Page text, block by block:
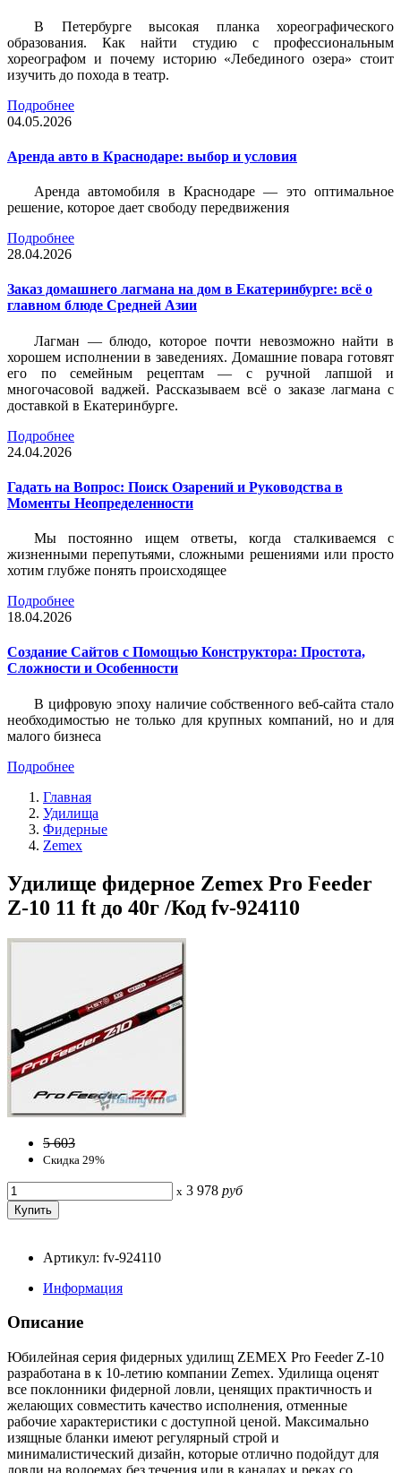
В Петербурге высокая планка хореографического
образования. Как найти студию с профессиональным
хореографом и почему историю «Лебединого озера» стоит
изучить до похода в театр.
Подробнее
04.05.2026
Аренда авто в Краснодаре: выбор и условия
Аренда автомобиля в Краснодаре — это оптимальное
решение, которое дает свободу передвижения
Подробнее
28.04.2026
Заказ домашнего лагмана на дом в Екатеринбурге: всё о
главном блюде Средней Азии
Лагман — блюдо, которое почти невозможно найти в
хорошем исполнении в заведениях. Домашние повара готовят
его по семейным рецептам — с ручной лапшой и
многочасовой ваджей. Рассказываем всё о заказе лагмана с
доставкой в Екатеринбурге.
Подробнее
24.04.2026
Гадать на Вопрос: Поиск Озарений и Руководства в
Моменты Неопределенности
Мы постоянно ищем ответы, когда сталкиваемся с
жизненными перепутьями, сложными решениями или просто
хотим глубже понять происходящее
Подробнее
18.04.2026
Создание Сайтов с Помощью Конструктора: Простота,
Сложности и Особенности
В цифровую эпоху наличие собственного веб-сайта стало
необходимостью не только для крупных компаний, но и для
малого бизнеса
Подробнее
Главная
Удилища
Фидерные
Zemex
Удилище фидерное Zemex Pro Feeder
Z-10 11 ft до 40г /Код fv-924110
5 603
Скидка 29%
x 3 978 руб
Артикул: fv-924110
Информация
Описание
Юбилейная серия фидерных удилищ ZEMEX Pro Feeder Z-10
разработана в к 10-летию компании Zemex. Удилища оценят
все поклонники фидерной ловли, ценящих практичность и
желающих совместить качество исполнения, отменные
рабочие характеристики с доступной ценой. Максимально
изящные бланки имеют регулярный строй и
минималистический дизайн, которые отлично подойдут для
ловли на водоемах без течения или в каналах и реках со